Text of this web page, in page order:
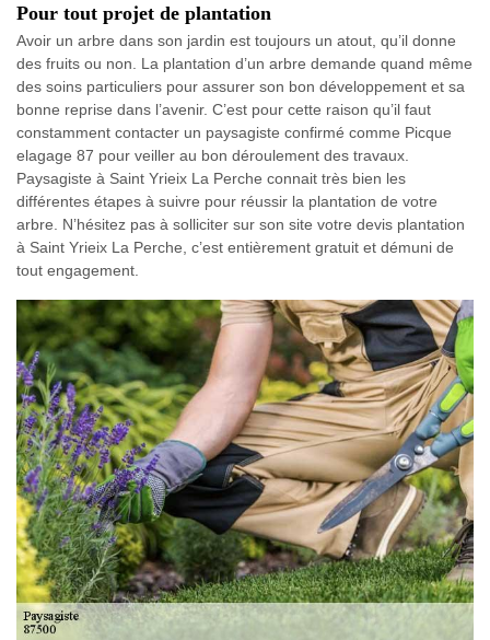
Pour tout projet de plantation
Avoir un arbre dans son jardin est toujours un atout, qu’il donne
des fruits ou non. La plantation d’un arbre demande quand même
des soins particuliers pour assurer son bon développement et sa
bonne reprise dans l’avenir. C’est pour cette raison qu’il faut
constamment contacter un paysagiste confirmé comme Picque
elagage 87 pour veiller au bon déroulement des travaux.
Paysagiste à Saint Yrieix La Perche connait très bien les
différentes étapes à suivre pour réussir la plantation de votre
arbre. N’hésitez pas à solliciter sur son site votre devis plantation
à Saint Yrieix La Perche, c’est entièrement gratuit et démuni de
tout engagement.